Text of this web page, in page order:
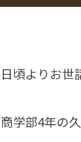
日頃よりお世
商学部4年の